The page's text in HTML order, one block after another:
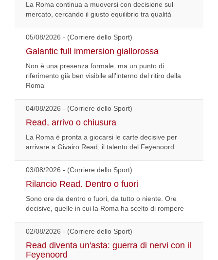
La Roma continua a muoversi con decisione sul
mercato, cercando il giusto equilibrio tra qualità
05/08/2026 - (Corriere dello Sport)
Galantic full immersion giallorossa
Non è una presenza formale, ma un punto di
riferimento già ben visibile all'interno del ritiro della
Roma
04/08/2026 - (Corriere dello Sport)
Read, arrivo o chiusura
La Roma è pronta a giocarsi le carte decisive per
arrivare a Givairo Read, il talento del Feyenoord
03/08/2026 - (Corriere dello Sport)
Rilancio Read. Dentro o fuori
Sono ore da dentro o fuori, da tutto o niente. Ore
decisive, quelle in cui la Roma ha scelto di rompere
02/08/2026 - (Corriere dello Sport)
Read diventa un'asta: guerra di nervi con il
Feyenoord